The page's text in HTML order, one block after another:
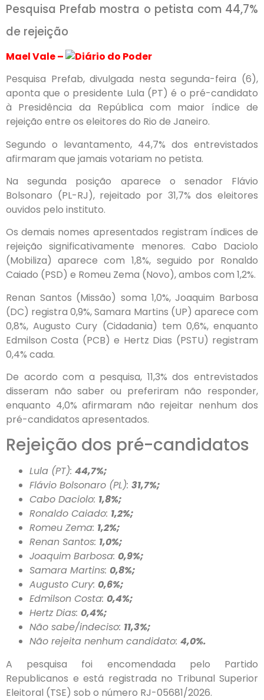
Pesquisa Prefab mostra o petista com 44,7%
de rejeição
Mael Vale –
Pesquisa Prefab, divulgada nesta segunda-feira (6),
aponta que o presidente Lula (PT) é o pré-candidato
à Presidência da República com maior índice de
rejeição entre os eleitores do Rio de Janeiro.
Segundo o levantamento, 44,7% dos entrevistados
afirmaram que jamais votariam no petista.
Na segunda posição aparece o senador Flávio
Bolsonaro (PL-RJ), rejeitado por 31,7% dos eleitores
ouvidos pelo instituto.
Os demais nomes apresentados registram índices de
rejeição significativamente menores. Cabo Daciolo
(Mobiliza) aparece com 1,8%, seguido por Ronaldo
Caiado (PSD) e Romeu Zema (Novo), ambos com 1,2%.
Renan Santos (Missão) soma 1,0%, Joaquim Barbosa
(DC) registra 0,9%, Samara Martins (UP) aparece com
0,8%, Augusto Cury (Cidadania) tem 0,6%, enquanto
Edmilson Costa (PCB) e Hertz Dias (PSTU) registram
0,4% cada.
De acordo com a pesquisa, 11,3% dos entrevistados
disseram não saber ou preferiram não responder,
enquanto 4,0% afirmaram não rejeitar nenhum dos
pré-candidatos apresentados.
Rejeição dos pré-candidatos
Lula (PT): 44,7%;
Flávio Bolsonaro (PL): 31,7%;
Cabo Daciolo: 1,8%;
Ronaldo Caiado: 1,2%;
Romeu Zema: 1,2%;
Renan Santos: 1,0%;
Joaquim Barbosa: 0,9%;
Samara Martins: 0,8%;
Augusto Cury: 0,6%;
Edmilson Costa: 0,4%;
Hertz Dias: 0,4%;
Não sabe/indeciso: 11,3%;
Não rejeita nenhum candidato: 4,0%.
A pesquisa foi encomendada pelo Partido
Republicanos e está registrada no Tribunal Superior
Eleitoral (TSE) sob o número RJ-05681/2026.